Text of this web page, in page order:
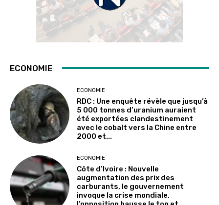
ECONOMIE
ECONOMIE
RDC : Une enquête révèle que jusqu’à
5 000 tonnes d’uranium auraient
été exportées clandestinement
avec le cobalt vers la Chine entre
2000 et...
ECONOMIE
Côte d’Ivoire : Nouvelle
augmentation des prix des
carburants, le gouvernement
invoque la crise mondiale,